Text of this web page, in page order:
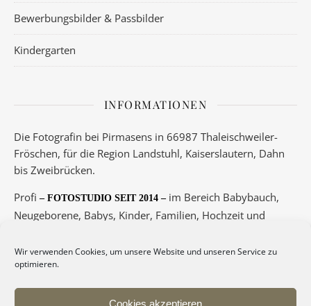
Wir verwenden Cookies, um unsere Website und unseren Service zu
optimieren.
Cookies akzeptieren
Bewerbungsbilder & Passbilder
Kindergarten
INFORMATIONEN
Die Fotografin bei Pirmasens in 66987 Thaleischweiler-
Fröschen, für die Region Landstuhl, Kaiserslautern, Dahn
bis Zweibrücken.
Profi – FOTOSTUDIO SEIT 2014 – im Bereich Babybauch,
Neugeborene, Babys, Kinder, Familien, Hochzeit und
Telefon 06334/5789 oder 0175/3417145
– Termine nur nach Vereinbarung! –